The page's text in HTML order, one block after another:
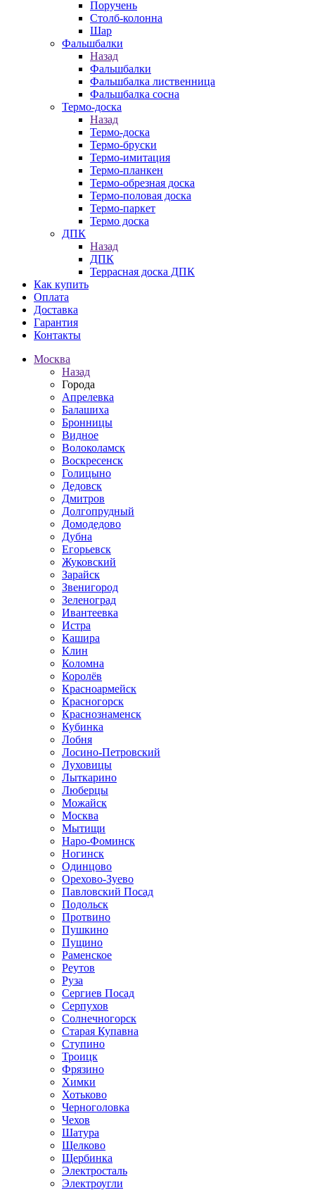
Поручень
Столб-колонна
Шар
Фальшбалки
Назад
Фальшбалки
Фальшбалка лиственница
Фальшбалка сосна
Термо-доска
Назад
Термо-доска
Термо-бруски
Термо-имитация
Термо-планкен
Термо-обрезная доска
Термо-половая доска
Термо-паркет
Термо доска
ДПК
Назад
ДПК
Террасная доска ДПК
Как купить
Оплата
Доставка
Гарантия
Контакты
Москва
Назад
Города
Апрелевка
Балашиха
Бронницы
Видное
Волоколамск
Воскресенск
Голицыно
Дедовск
Дмитров
Долгопрудный
Домодедово
Дубна
Егорьевск
Жуковский
Зарайск
Звенигород
Зеленоград
Ивантеевка
Истра
Кашира
Клин
Коломна
Королёв
Красноармейск
Красногорск
Краснознаменск
Кубинка
Лобня
Лосино-Петровский
Луховицы
Лыткарино
Люберцы
Можайск
Москва
Мытищи
Наро-Фоминск
Ногинск
Одинцово
Орехово-Зуево
Павловский Посад
Подольск
Протвино
Пушкино
Пущино
Раменское
Реутов
Руза
Сергиев Посад
Серпухов
Солнечногорск
Старая Купавна
Ступино
Троицк
Фрязино
Химки
Хотьково
Черноголовка
Чехов
Шатура
Щелково
Щербинка
Электросталь
Электроугли